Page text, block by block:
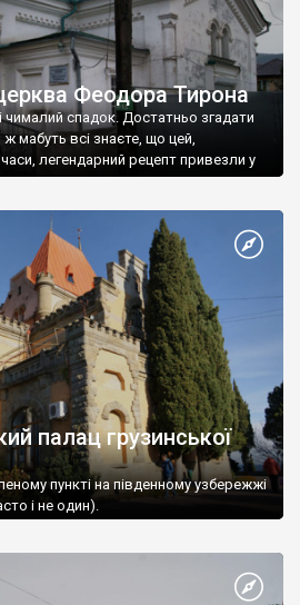
Феодора Тирона
чималий спадок. Достатньо згадати
ж мабуть всі знаєте, що цей,
часи, легендарний рецепт привезли у
палац грузинської
пункті на південному узбережжі
і не один).